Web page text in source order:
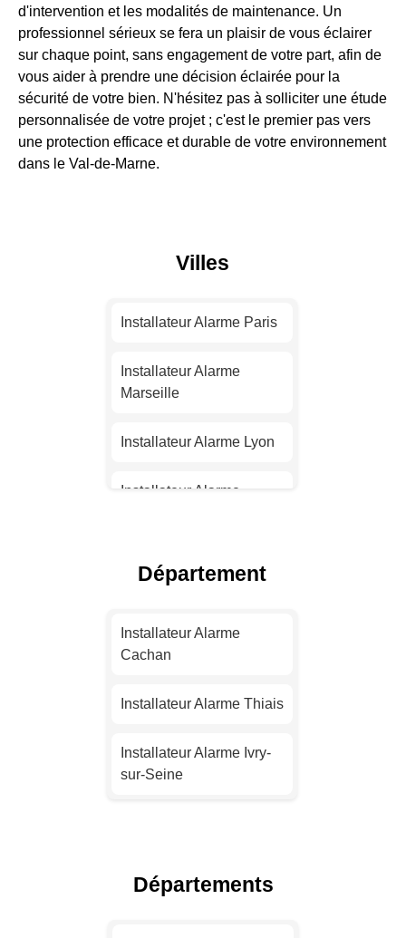
d'intervention et les modalités de maintenance. Un
professionnel sérieux se fera un plaisir de vous éclairer
sur chaque point, sans engagement de votre part, afin de
vous aider à prendre une décision éclairée pour la
sécurité de votre bien. N'hésitez pas à solliciter une étude
personnalisée de votre projet ; c'est le premier pas vers
une protection efficace et durable de votre environnement
dans le Val-de-Marne.
Villes
Installateur Alarme Paris
Installateur Alarme
Marseille
Installateur Alarme Lyon
Installateur Alarme
Installateur Alarme Nice
Nantes
Strasbourg
Installateur Alarme
Montpellier
Installateur Alarme Lille
Département
Installateur Alarme
Cachan
Installateur Alarme Thiais
Installateur Alarme Ivry-
sur-Seine
Installateur Alarme Saint-
Départements